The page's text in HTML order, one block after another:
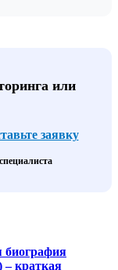
или
заявку
краткая